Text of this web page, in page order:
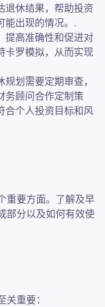
退休结果，帮助投资
能出现的情况。.
提高准确性和促进对
卡罗模拟，从而实现
划需要定期审查，
务顾问合作定制策
合个人投资目标和风
重要方面。了解及早
部分以及如何有效使
重要：